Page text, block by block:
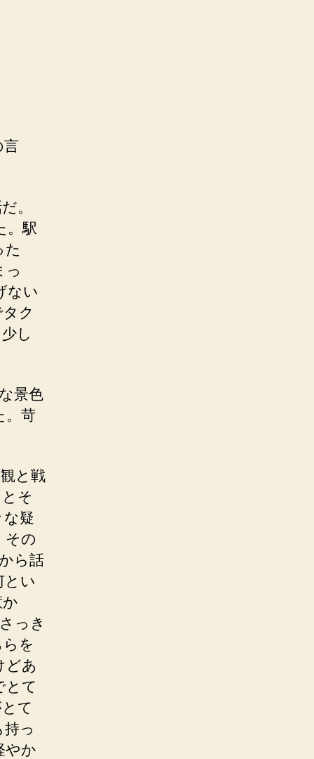
言
。
。駅
た
っ
ない
ク
し
景色
。苛
と戦
そ
疑
その
ら話
とい
っき
を
どあ
とて
て
っ
やか